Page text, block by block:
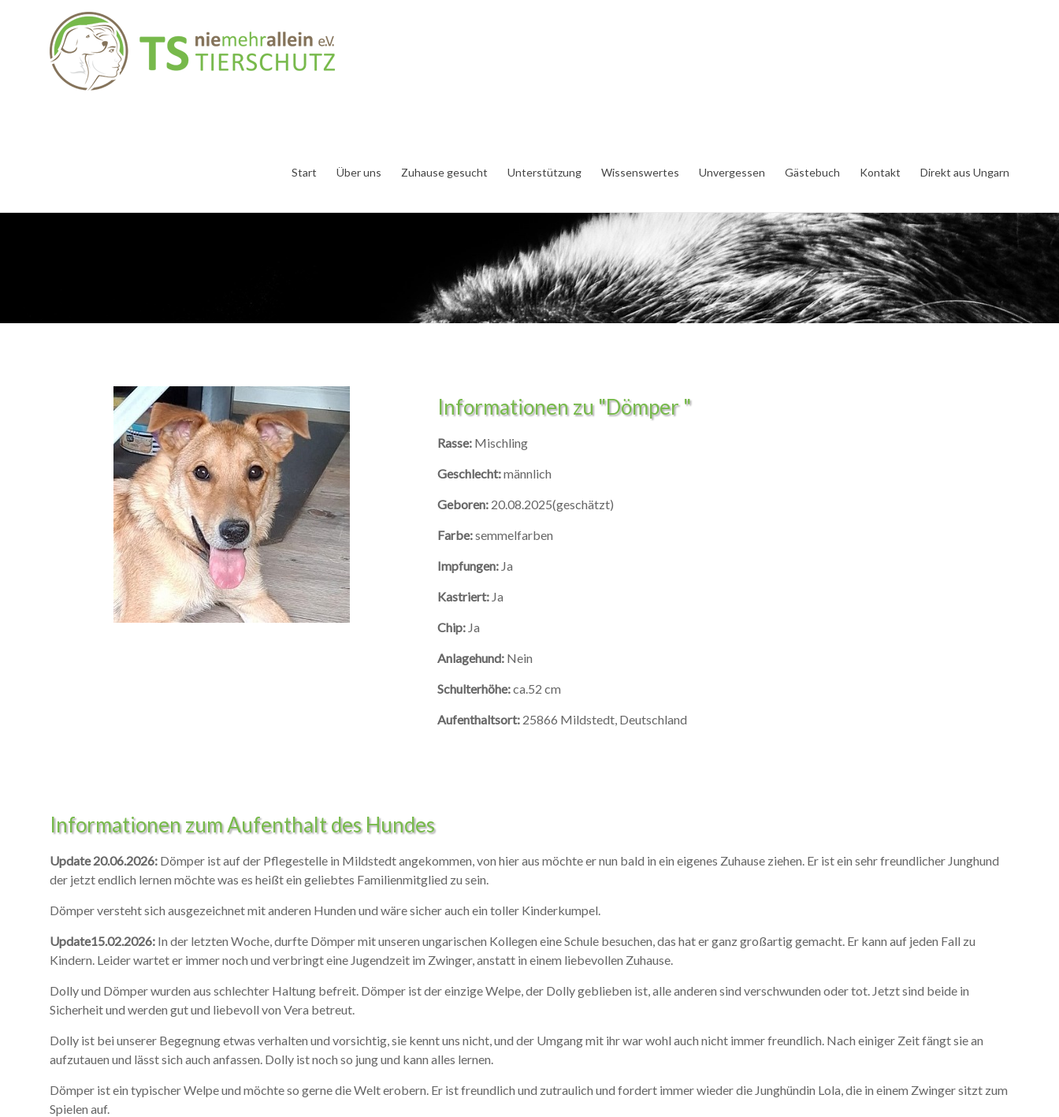
Start Über uns Zuhause gesucht Unterstützung Wissenswertes Unvergessen Gästebuch Kontakt Direkt aus Ungarn
Informationen zu "Dömper "
Rasse:Mischling
Geschlecht:männlich
Geboren: 20.08.2025(geschätzt)
Farbe:semmelfarben
Impfungen:Ja
Kastriert: Ja
Chip:Ja
Anlagehund:Nein
Schulterhöhe:ca.52 cm
Aufenthaltsort:25866 Mildstedt, Deutschland
Informationen zum Aufenthalt des Hundes
Update 20.06.2026: Dömper ist auf der Pflegestelle in Mildstedt angekommen, von hier aus möchte er nun bald in ein eigenes Zuhause ziehen. Er ist ein sehr freundlicher Junghund
der jetzt endlich lernen möchte was es heißt ein geliebtes Familienmitglied zu sein.
Dömper versteht sich ausgezeichnet mit anderen Hunden und wäre sicher auch ein toller Kinderkumpel.
Update15.02.2026: In der letzten Woche, durfte Dömper mit unseren ungarischen Kollegen eine Schule besuchen, das hat er ganz großartig gemacht. Er kann auf jeden Fall zu
Kindern. Leider wartet er immer noch und verbringt eine Jugendzeit im Zwinger, anstatt in einem liebevollen Zuhause.
Dolly und Dömper wurden aus schlechter Haltung befreit. Dömper ist der einzige Welpe, der Dolly geblieben ist, alle anderen sind verschwunden oder tot. Jetzt sind beide in
Sicherheit und werden gut und liebevoll von Vera betreut.
Dolly ist bei unserer Begegnung etwas verhalten und vorsichtig, sie kennt uns nicht, und der Umgang mit ihr war wohl auch nicht immer freundlich. Nach einiger Zeit fängt sie an
aufzutauen und lässt sich auch anfassen. Dolly ist noch so jung und kann alles lernen.
Dömper ist ein typischer Welpe und möchte so gerne die Welt erobern. Er ist freundlich und zutraulich und fordert immer wieder die Junghündin Lola, die in einem Zwinger sitzt zum
Spielen auf.